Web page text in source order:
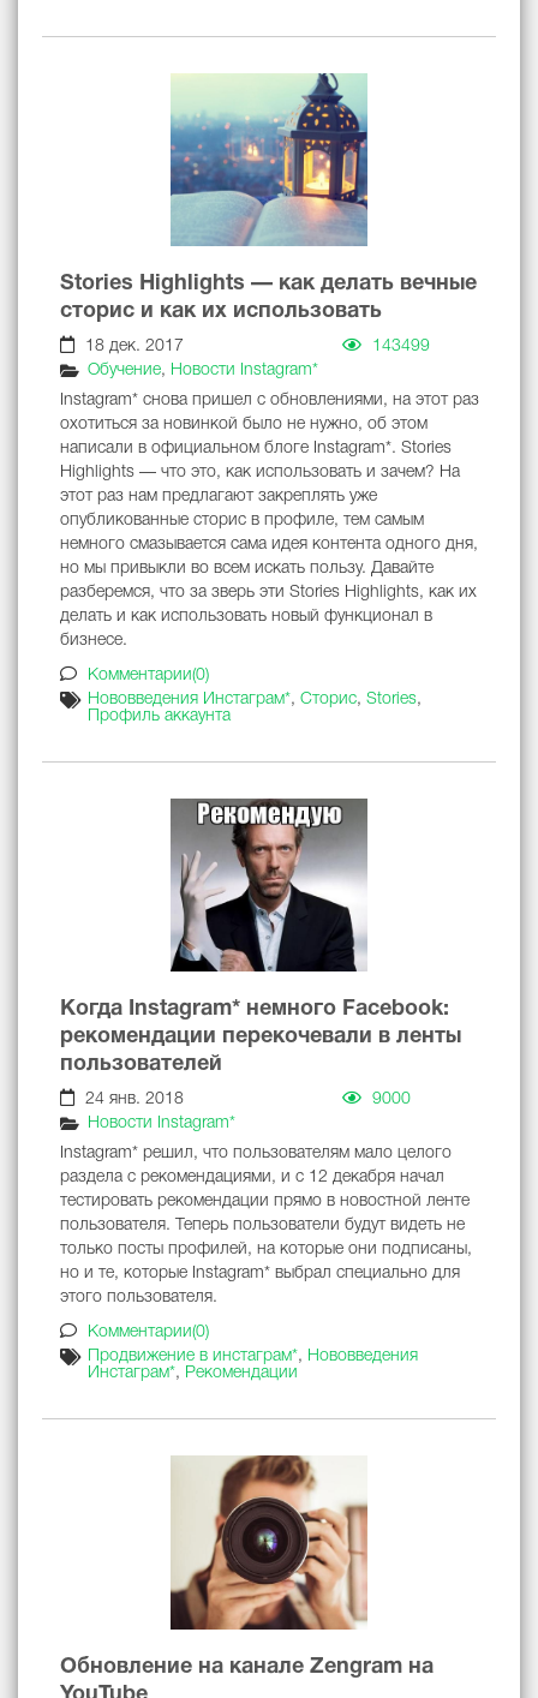
Stories Highlights — как делать вечные
сторис и как их использовать
18 дек. 2017
143499
Обучение, Новости Instagram*
Instagram* снова пришел с обновлениями, на этот раз
охотиться за новинкой было не нужно, об этом
написали в официальном блоге Instagram*. Stories
Highlights — что это, как использовать и зачем? На
этот раз нам предлагают закреплять уже
опубликованные сторис в профиле, тем самым
немного смазывается сама идея контента одного дня,
но мы привыкли во всем искать пользу. Давайте
разберемся, что за зверь эти Stories Highlights, как их
делать и как использовать новый функционал в
бизнесе.
Комментарии(0)
Нововведения Инстаграм*, Сторис, Stories,
Профиль аккаунта
Когда Instagram* немного Facebook:
рекомендации перекочевали в ленты
пользователей
24 янв. 2018
9000
Новости Instagram*
Instagram* решил, что пользователям мало целого
раздела с рекомендациями, и с 12 декабря начал
тестировать рекомендации прямо в новостной ленте
пользователя. Теперь пользователи будут видеть не
только посты профилей, на которые они подписаны,
но и те, которые Instagram* выбрал специально для
этого пользователя.
Комментарии(0)
Продвижение в инстаграм*, Нововведения
Инстаграм*, Рекомендации
Обновление на канале Zengram на